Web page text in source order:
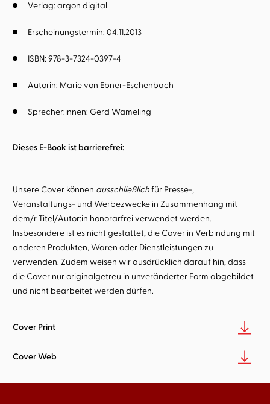
Verlag: argon digital
Erscheinungstermin: 04.11.2013
ISBN: 978-3-7324-0397-4
Autorin: Marie von Ebner-Eschenbach
Sprecher:innen: Gerd Wameling
Dieses E-Book ist barrierefrei:
Unsere Cover können ausschließlichfür Presse-,
Veranstaltungs- und Werbezwecke in Zusammenhang mit
dem/r Titel/Autor:in honorarfrei verwendet werden.
Insbesondere ist es nicht gestattet, die Cover in Verbindung mit
anderen Produkten, Waren oder Dienstleistungen zu
verwenden. Zudem weisen wir ausdrücklich darauf hin, dass
die Cover nur originalgetreu in unveränderter Form abgebildet
und nicht bearbeitet werden dürfen.
Cover Print
Cover Web